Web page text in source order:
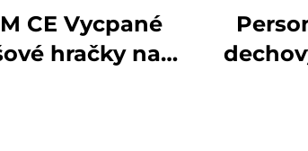
CE Vycpané
hračky na